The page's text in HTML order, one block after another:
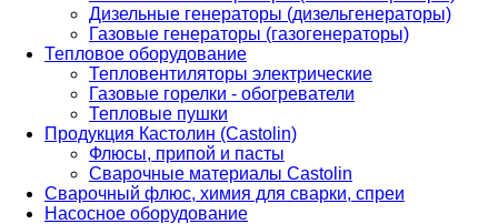
Дизельные генераторы (дизельгенераторы)
Газовые генераторы (газогенераторы)
Тепловое оборудование
Тепловентиляторы электрические
Газовые горелки - обогреватели
Тепловые пушки
Продукция Кастолин (Castolin)
Флюсы, припой и пасты
Сварочные материалы Castolin
Сварочный флюс, химия для сварки, спреи
Насосное оборудование